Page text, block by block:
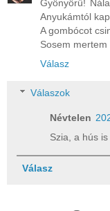
Gyönyörű!
Anyukámtól
A gombócot
Sosem
Válasz
Válaszok
Névtelen
Szia, a hús
Válasz